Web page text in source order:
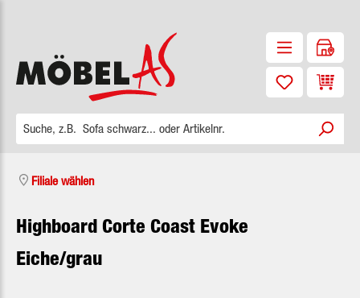
Filiale wählen
Highboard Corte Coast Evoke
Eiche/grau